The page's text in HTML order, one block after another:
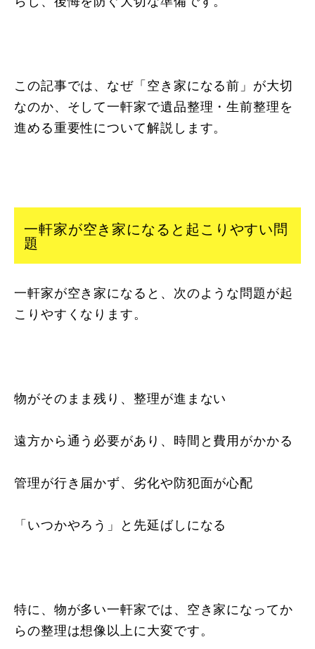
この記事では、なぜ「空き家になる前」が大切
なのか、そして一軒家で遺品整理・生前整理を
進める重要性について解説します。
一軒家が空き家になると起こりやすい問
題
一軒家が空き家になると、次のような問題が起
こりやすくなります。
物がそのまま残り、整理が進まない
遠方から通う必要があり、時間と費用がかかる
管理が行き届かず、劣化や防犯面が心配
「いつかやろう」と先延ばしになる
特に、物が多い一軒家では、空き家になってか
らの整理は想像以上に大変です。